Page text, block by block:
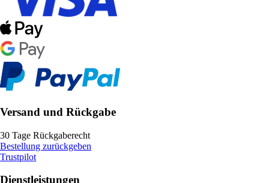
Versand und Rückgabe
30 Tage Rückgaberecht
Bestellung zurückgeben
Trustpilot
Dienstleistungen